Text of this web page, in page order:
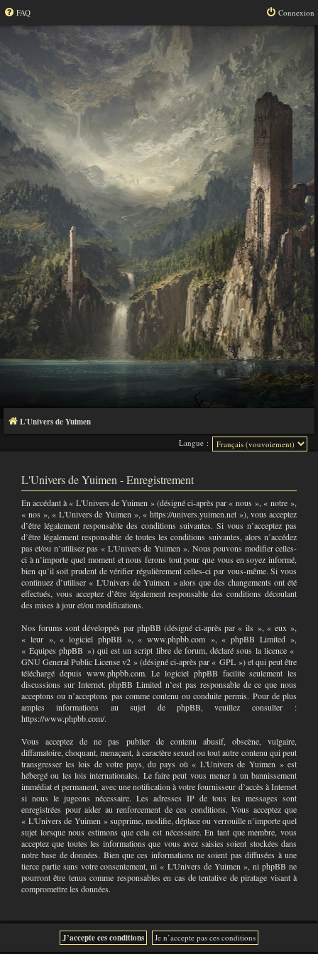
FAQ Connexion
L'Univers de Yuimen
Langue :
L'Univers de Yuimen - Enregistrement
En accédant à « L'Univers de Yuimen » (désigné ci-après par « nous », « notre »,
« nos », « L'Univers de Yuimen », « https://univers.yuimen.net »), vous acceptez
d’être légalement responsable des conditions suivantes. Si vous n’acceptez pas
d’être légalement responsable de toutes les conditions suivantes, alors n’accédez
pas et/ou n’utilisez pas « L'Univers de Yuimen ». Nous pouvons modifier celles-
ci à n’importe quel moment et nous ferons tout pour que vous en soyez informé,
bien qu’il soit prudent de vérifier régulièrement celles-ci par vous-même. Si vous
continuez d’utiliser « L'Univers de Yuimen » alors que des changements ont été
effectués, vous acceptez d’être légalement responsable des conditions découlant
des mises à jour et/ou modifications.
Nos forums sont développés par phpBB (désigné ci-après par « ils », « eux »,
« leur », « logiciel phpBB », « www.phpbb.com », « phpBB Limited »,
« Équipes phpBB ») qui est un script libre de forum, déclaré sous la licence «
GNU General Public License v2 » (désigné ci-après par « GPL ») et qui peut être
téléchargé depuis www.phpbb.com. Le logiciel phpBB facilite seulement les
discussions sur Internet. phpBB Limited n’est pas responsable de ce que nous
acceptons ou n’acceptons pas comme contenu ou conduite permis. Pour de plus
amples informations au sujet de phpBB, veuillez consulter :
https://www.phpbb.com/.
Vous acceptez de ne pas publier de contenu abusif, obscène, vulgaire,
diffamatoire, choquant, menaçant, à caractère sexuel ou tout autre contenu qui peut
transgresser les lois de votre pays, du pays où « L'Univers de Yuimen » est
hébergé ou les lois internationales. Le faire peut vous mener à un bannissement
immédiat et permanent, avec une notification à votre fournisseur d’accès à Internet
si nous le jugeons nécessaire. Les adresses IP de tous les messages sont
enregistrées pour aider au renforcement de ces conditions. Vous acceptez que
« L'Univers de Yuimen » supprime, modifie, déplace ou verrouille n’importe quel
sujet lorsque nous estimons que cela est nécessaire. En tant que membre, vous
acceptez que toutes les informations que vous avez saisies soient stockées dans
notre base de données. Bien que ces informations ne soient pas diffusées à une
tierce partie sans votre consentement, ni « L'Univers de Yuimen », ni phpBB ne
pourront être tenus comme responsables en cas de tentative de piratage visant à
compromettre les données.